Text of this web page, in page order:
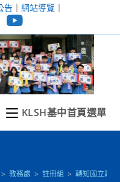
告｜ 網站導覽｜
KLSH基中首頁選單
> 教務處 > 註冊組 > 轉知國立嘉